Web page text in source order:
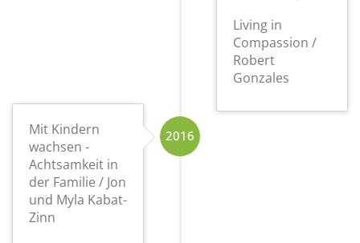
Living in
Compassion /
Robert
Gonzales
2016
Mit Kindern
wachsen -
Achtsamkeit in
der Familie / Jon
und Myla Kabat-
Zinn